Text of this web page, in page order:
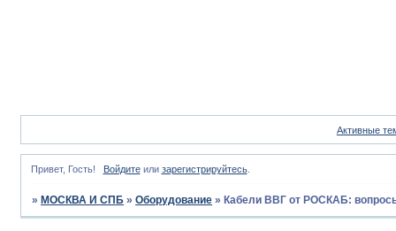
Активные
Привет, Гость! Войдитеили зарегистрируйтесь.
» МОСКВА И СПБ »Оборудование » Кабели ВВГ от РОСКАБ: